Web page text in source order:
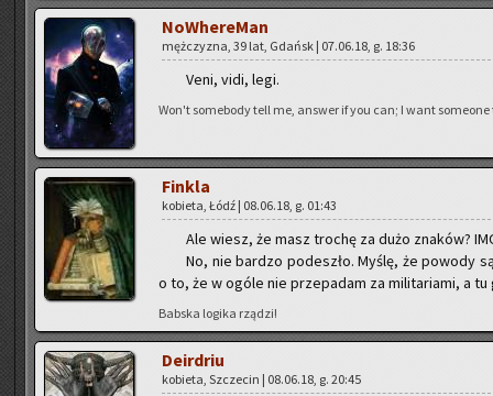
No­Whe­re­Man
męż­czy­zna, 39 lat, Gdańsk | 07.06.18, g. 18:36
Veni, vidi, legi.
Won't so­me­bo­dy tell me, an­swer if you can; I want
Fin­kla
ko­bie­ta, Łódź | 08.06.18, g. 01:43
Ale wiesz, że masz tro­chę za dużo zna­ków?
No, nie bar­dzo po­de­szło. Myślę, że po­wo­dy
o to, że w ogóle nie prze­pa­dam za mi­li­ta­ria­mi, a tu
Bab­ska lo­gi­ka rzą­dzi!
De­ir­driu
ko­bie­ta, Szcze­cin | 08.06.18, g. 20:45